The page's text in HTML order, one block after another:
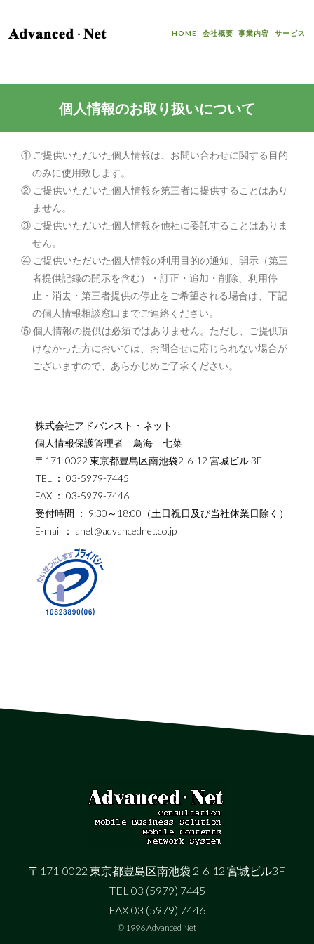
HOME 会社概要 事業内容 サービス
個人情報のお取り扱いについて
① ご提供いただいた個人情報は、お問い合わせに関する目的
のみに使用致します。
② ご提供いただいた個人情報を第三者に提供することはあり
ません。
③ ご提供いただいた個人情報を他社に委託することはありま
せん。
④ ご提供いただいた個人情報の利用目的の通知、開示（第三
者提供記録の開示を含む）・訂正・追加・削除、利用停
止・消去・第三者提供の停止をご希望される場合は、下記
の個人情報相談窓口までご連絡ください。
⑤ 個人情報の提供は必須ではありません。ただし、ご提供頂
けなかった方においては、お問合せに応じられない場合が
ございますので、あらかじめご了承ください。
株式会社アドバンスト・ネット
個人情報保護管理者 鳥海 七菜
〒171-0022 東京都豊島区南池袋2-6-12 宮城ビル 3F
TEL ： 03-5979-7445
FAX ： 03-5979-7446
受付時間 ： 9:30～18:00（土日祝日及び当社休業日除く）
E-mail ： anet@advancednet.co.jp
〒171-0022 東京都豊島区南池袋 2-6-12 宮城ビル3F
TEL 03 (5979) 7445
FAX 03 (5979) 7446
© 1996 Advanced Net